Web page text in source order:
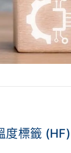
度標籤 (HF)